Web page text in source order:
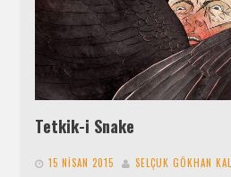
Tetkik-i Snake
15 NISAN 2015 SELÇUK GÖKHAN